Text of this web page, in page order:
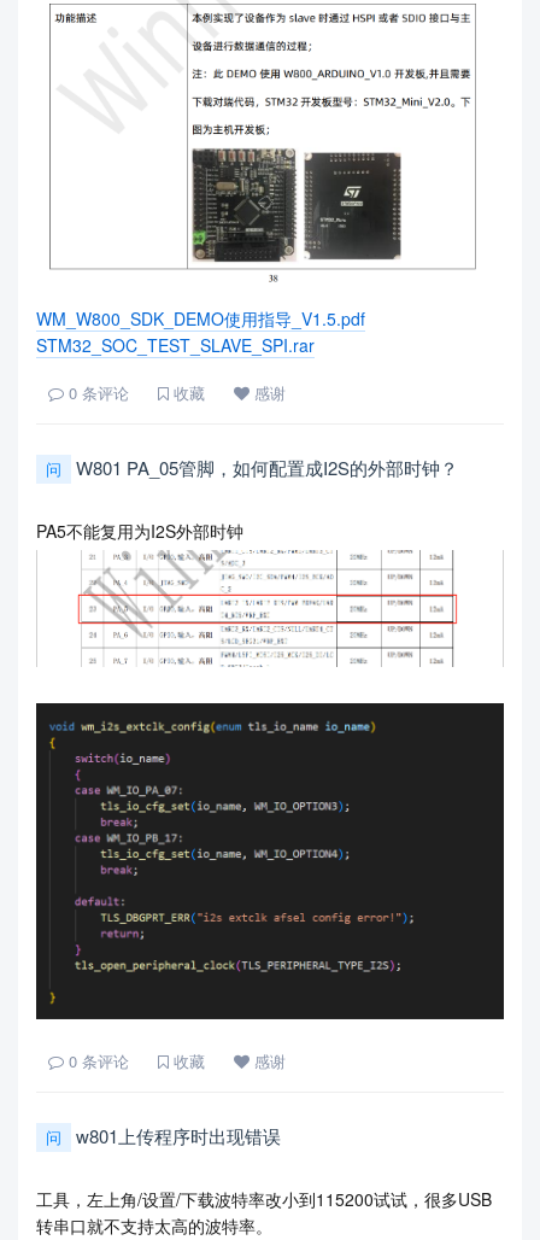
WM_W800_SDK_DEMO使用指导_V1.5.pdf
STM32_SOC_TEST_SLAVE_SPI.rar
0 条评论 收藏 感谢
问 W801 PA_05管脚，如何配置成I2S的外部时钟？
PA5不能复用为I2S外部时钟
0 条评论 收藏 感谢
问 w801上传程序时出现错误
工具，左上角/设置/下载波特率改小到115200试试，很多USB
转串口就不支持太高的波特率。